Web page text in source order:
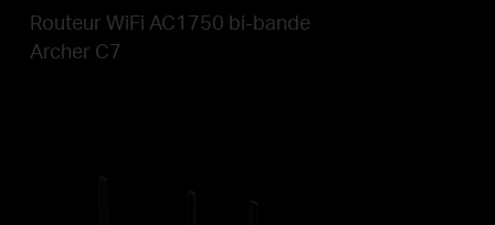
Routeur WiFi AC1750 bi-bande
Archer C7